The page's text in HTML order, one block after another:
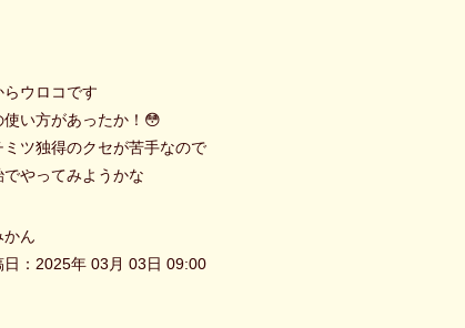
らウロコです
使い方があったか！😳
ミツ独得のクセが苦手なので
でやってみようかな
かん
日：2025年 03月 03日 09:00